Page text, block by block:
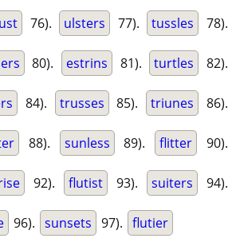
76). ulsters 77). tussles 78).
80). estrins 81). turtles 82).
84). trusses 85). triunes 86).
88). sunless 89). flitter 90).
92). flutist 93). suiters 94).
96). sunsets 97). flutier